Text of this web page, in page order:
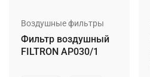
Воздушные фильтры
Фильтр воздушный
FILTRON AP030/1